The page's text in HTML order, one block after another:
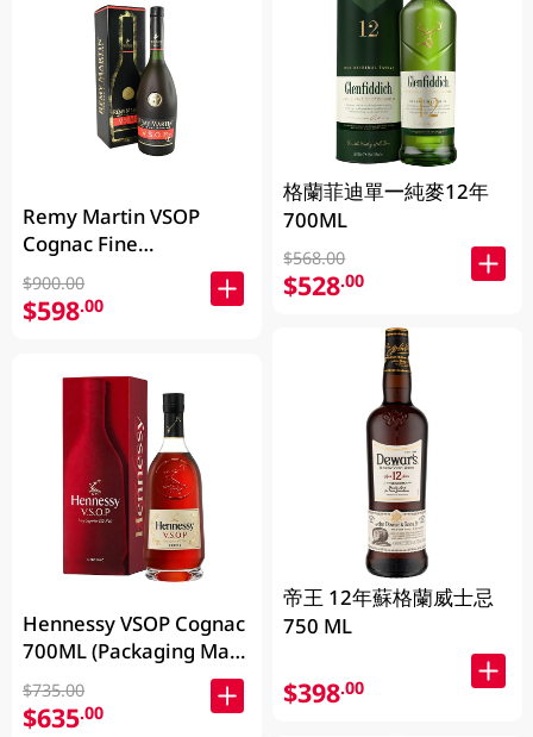
Remy Martin VSOP
Cognac Fine
Champagne 700ML
$900.00
$598.00
Hennessy VSOP Cognac
700ML (Packaging May
Vary )
$735.00
$635.00
格蘭菲迪單一純麥12年
700ML
$568.00
$528.00
帝王 12年蘇格蘭威士忌
750 ML
$398.00